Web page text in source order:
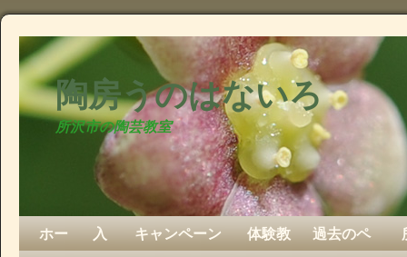
陶房うのはないろ
所沢市の陶芸教室
ホー
入
キャンペーン
体験教
過去のペ